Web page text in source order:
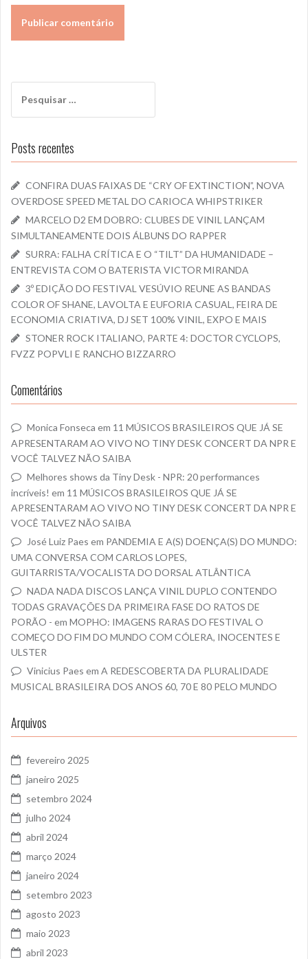
por:
Posts recentes
CONFIRA DUAS FAIXAS DE “CRY OF EXTINCTION”, NOVA
OVERDOSE SPEED METAL DO CARIOCA WHIPSTRIKER
MARCELO D2 EM DOBRO: CLUBES DE VINIL LANÇAM
SIMULTANEAMENTE DOIS ÁLBUNS DO RAPPER
SURRA: FALHA CRÍTICA E O “TILT” DA HUMANIDADE –
ENTREVISTA COM O BATERISTA VICTOR MIRANDA
3º EDIÇÃO DO FESTIVAL VESÚVIO REUNE AS BANDAS
COLOR OF SHANE, LAVOLTA E EUFORIA CASUAL, FEIRA DE
ECONOMIA CRIATIVA, DJ SET 100% VINIL, EXPO E MAIS
STONER ROCK ITALIANO, PARTE 4: DOCTOR CYCLOPS,
FVZZ POPVLI E RANCHO BIZZARRO
Comentários
Monica Fonseca em 11 MÚSICOS BRASILEIROS QUE JÁ SE
APRESENTARAM AO VIVO NO TINY DESK CONCERT DA NPR E
VOCÊ TALVEZ NÃO SAIBA
Melhores shows da Tiny Desk - NPR: 20 performances
incríveis! em 11 MÚSICOS BRASILEIROS QUE JÁ SE
APRESENTARAM AO VIVO NO TINY DESK CONCERT DA NPR E
VOCÊ TALVEZ NÃO SAIBA
José Luiz Paes em PANDEMIA E A(S) DOENÇA(S) DO MUNDO:
UMA CONVERSA COM CARLOS LOPES,
GUITARRISTA/VOCALISTA DO DORSAL ATLÂNTICA
NADA NADA DISCOS LANÇA VINIL DUPLO CONTENDO
TODAS GRAVAÇÕES DA PRIMEIRA FASE DO RATOS DE
PORÃO - em MOPHO: IMAGENS RARAS DO FESTIVAL O
COMEÇO DO FIM DO MUNDO COM CÓLERA, INOCENTES E
ULSTER
Vinicius Paes em A REDESCOBERTA DA PLURALIDADE
MUSICAL BRASILEIRA DOS ANOS 60, 70 E 80 PELO MUNDO
Arquivos
fevereiro 2025
janeiro 2025
setembro 2024
julho 2024
abril 2024
março 2024
janeiro 2024
setembro 2023
agosto 2023
maio 2023
abril 2023